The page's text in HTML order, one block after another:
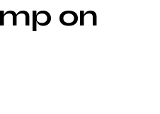
on